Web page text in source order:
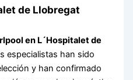
de Llobregat
en L´Hospitalet de
especialistas han sido
y han confirmado